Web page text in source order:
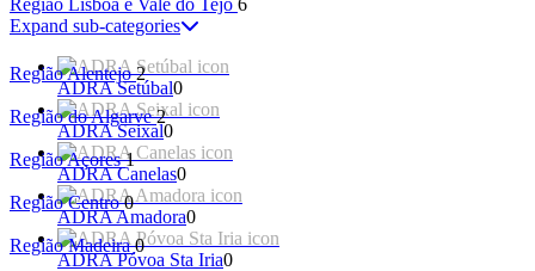
Expand sub-categories
ADRA Setúbal0
ADRA Seixal0
ADRA Canelas0
ADRA Amadora0
ADRA Póvoa Sta Iria0
Região Alentejo2
Região do Algarve2
Região Açores1
Região Centro0
Região Madeira0